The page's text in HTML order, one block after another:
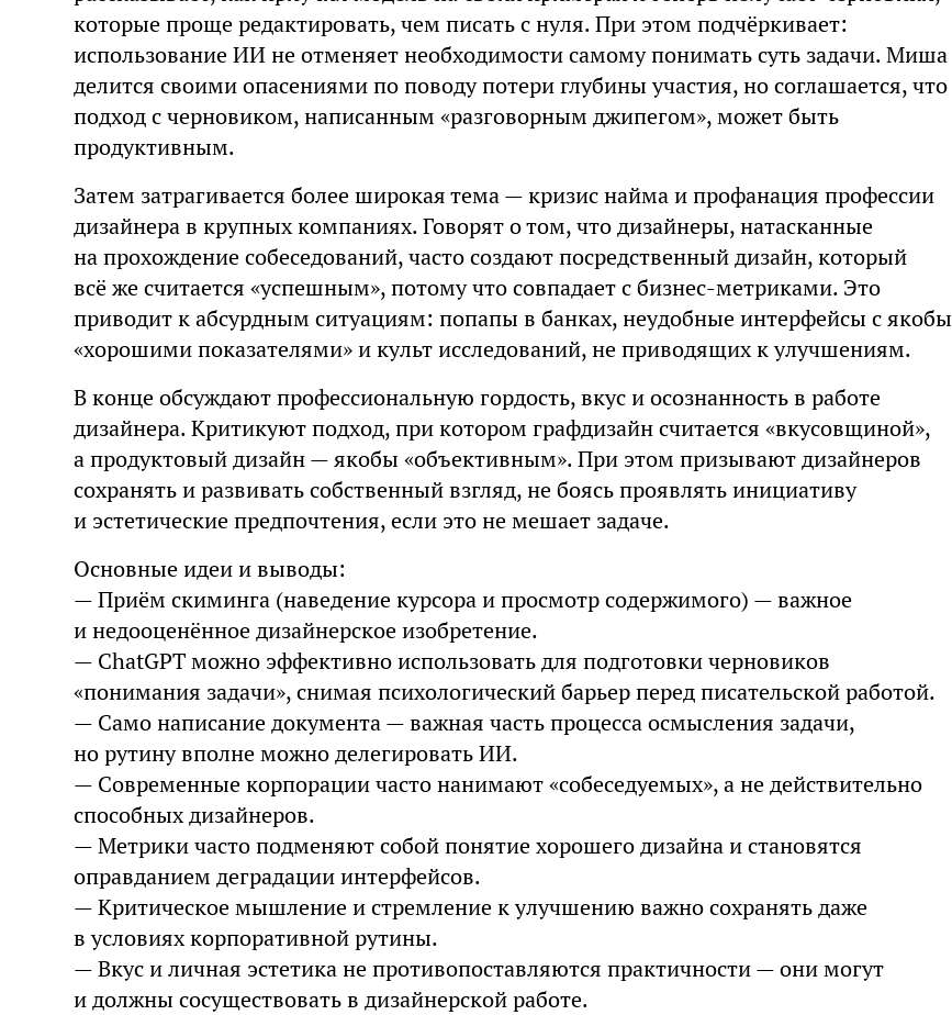
которые проще редактировать, чем писать с нуля. При этом подчёркивает:
использование ИИ не отменяет необходимости самому понимать суть задачи. Миша
делится своими опасениями по поводу потери глубины участия, но соглашается, что
подход с черновиком, написанным «разговорным джипегом», может быть
продуктивным.
Затем затрагивается более широкая тема — кризис найма и профанация профессии
дизайнера в крупных компаниях. Говорят о том, что дизайнеры, натасканные
на прохождение собеседований, часто создают посредственный дизайн, который
всё же считается «успешным», потому что совпадает с бизнес-метриками. Это
приводит к абсурдным ситуациям: попапы в банках, неудобные интерфейсы с якобы
«хорошими показателями» и культ исследований, не приводящих к улучшениям.
В конце обсуждают профессиональную гордость, вкус и осознанность в работе
дизайнера. Критикуют подход, при котором графдизайн считается «вкусовщиной»,
а продуктовый дизайн — якобы «объективным». При этом призывают дизайнеров
сохранять и развивать собственный взгляд, не боясь проявлять инициативу
и эстетические предпочтения, если это не мешает задаче.
Основные идеи и выводы:
— Приём скиминга (наведение курсора и просмотр содержимого) — важное
и недооценённое дизайнерское изобретение.
— ChatGPT можно эффективно использовать для подготовки черновиков
«понимания задачи», снимая психологический барьер перед писательской работой.
— Само написание документа — важная часть процесса осмысления задачи,
но рутину вполне можно делегировать ИИ.
— Современные корпорации часто нанимают «собеседуемых», а не действительно
способных дизайнеров.
— Метрики часто подменяют собой понятие хорошего дизайна и становятся
оправданием деградации интерфейсов.
— Критическое мышление и стремление к улучшению важно сохранять даже
в условиях корпоративной рутины.
— Вкус и личная эстетика не противопоставляются практичности — они могут
и должны сосуществовать в дизайнерской работе.